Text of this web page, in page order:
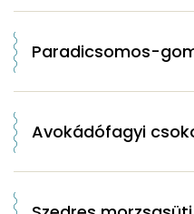
Paradicsomos-
Avokádófagyi